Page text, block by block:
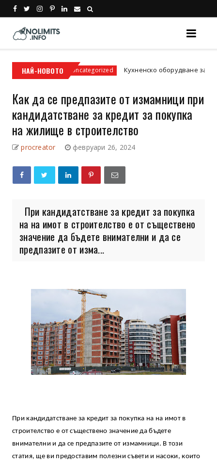
НАЙ-НОВОТОUncategorized Кухненско оборудване за
Как да се предпазите от измамници при
кандидатстване за кредит за покупка
на жилище в строителство
procreator февруари 26, 2024
При кандидатстване за кредит за покупка
на на имот в строителство е от съществено
значение да бъдете внимателни и да се
предпазите от изма...
При кандидатстване за кредит за покупка на на имот в
строителство е от съществено значение да бъдете
внимателни и да се предпазите от измамници. В този
статия, ще ви предоставим полезни съвети и насоки, които